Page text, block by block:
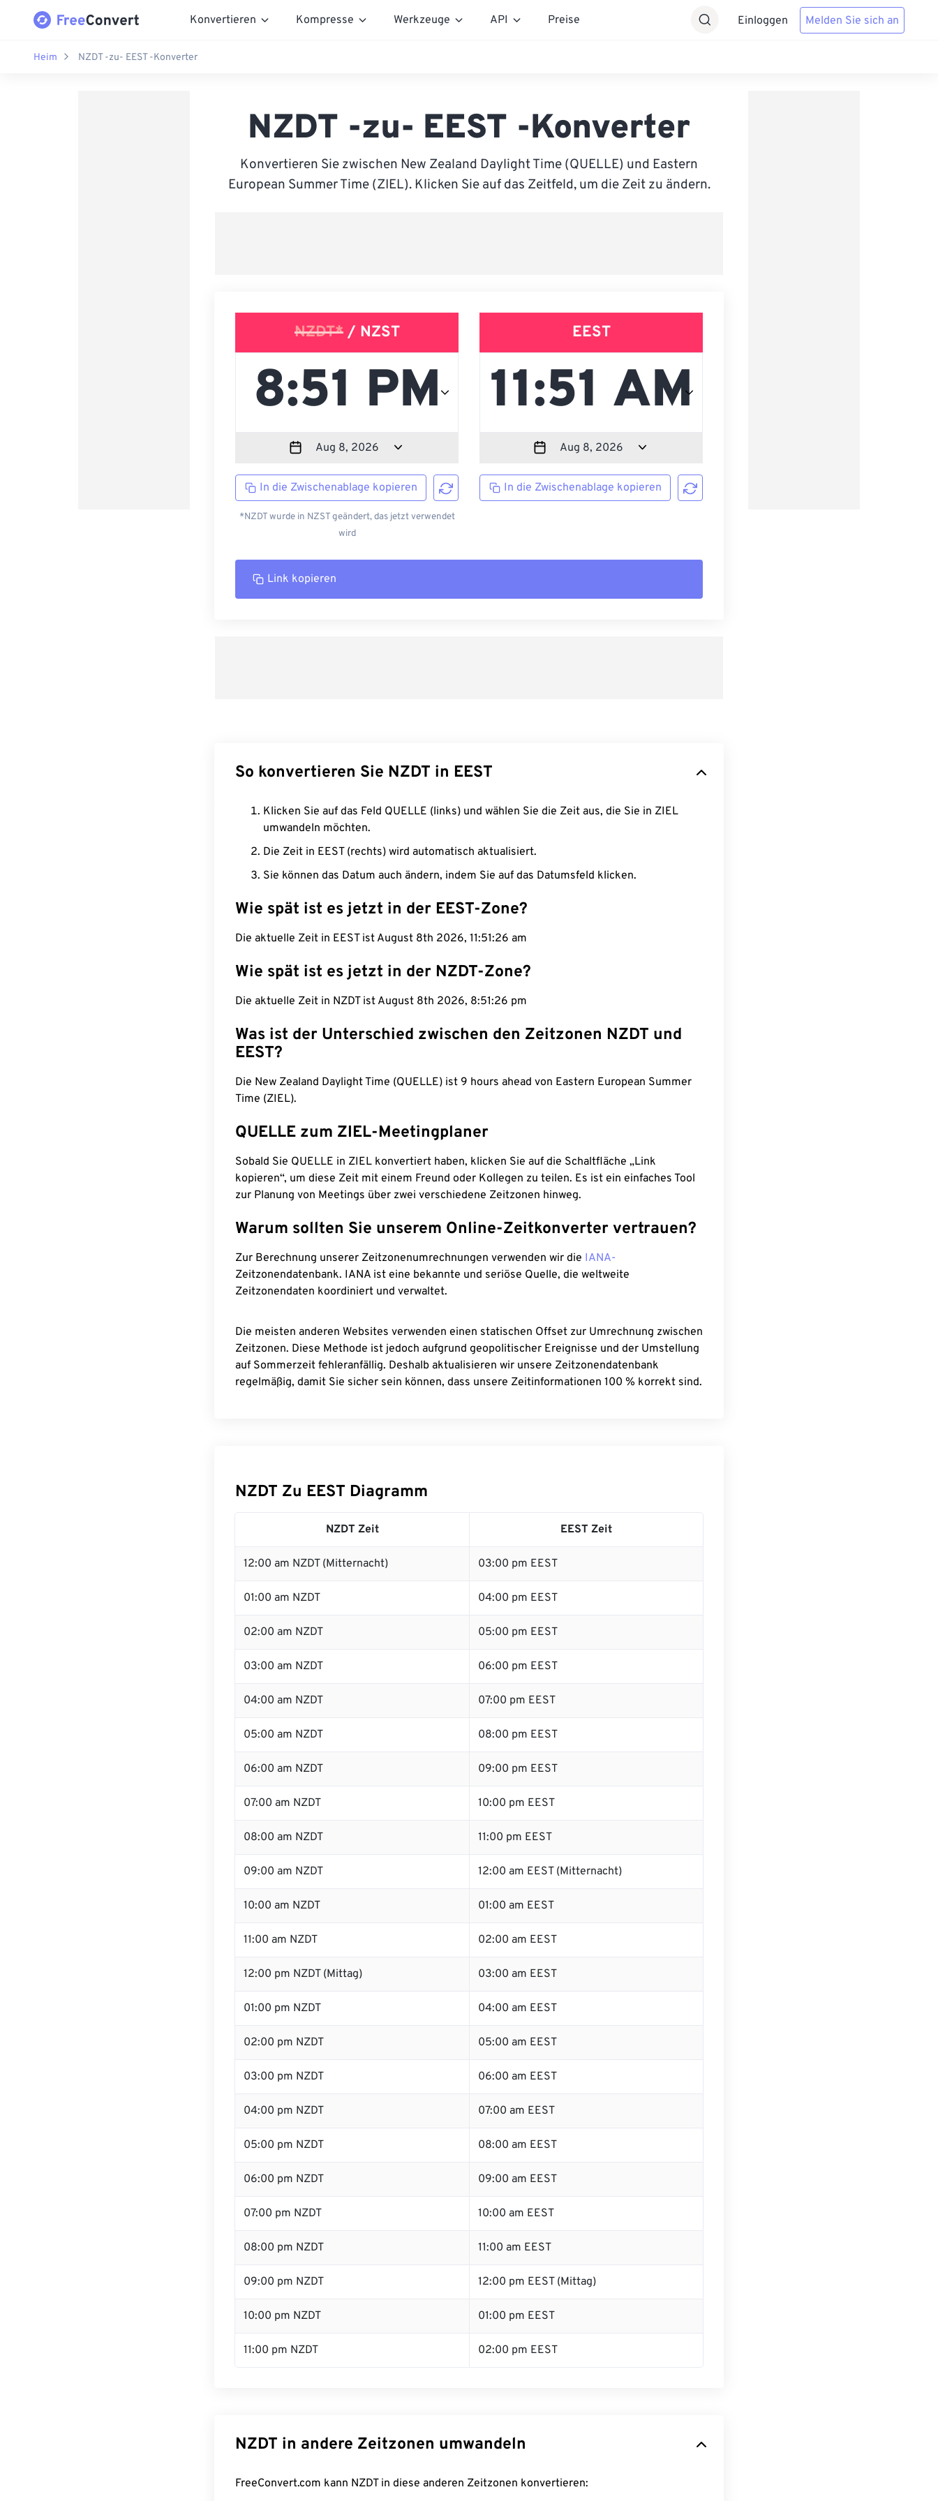
Konvertieren Kompresse Werkzeuge API Preise Einloggen Melden Sie sich an
Heim NZDT -zu- EEST -Konverter
NZDT -zu- EEST -Konverter
Konvertieren Sie zwischen New Zealand Daylight Time (QUELLE) und Eastern
European Summer Time (ZIEL). Klicken Sie auf das Zeitfeld, um die Zeit zu ändern.
NZDT*/ NZST
In die Zwischenablage kopieren
*NZDT wurde in NZST geändert, das jetzt verwendet
wird
EEST
In die Zwischenablage kopieren
Link kopieren
So konvertieren Sie NZDT in EEST
Klicken Sie auf das Feld QUELLE (links) und wählen Sie die Zeit aus, die Sie in ZIEL
umwandeln möchten.
Die Zeit in EEST (rechts) wird automatisch aktualisiert.
Sie können das Datum auch ändern, indem Sie auf das Datumsfeld klicken.
Wie spät ist es jetzt in der EEST-Zone?
Die aktuelle Zeit in EEST ist August 8th 2026, 11:51:27 am
Wie spät ist es jetzt in der NZDT-Zone?
Die aktuelle Zeit in NZDT ist August 8th 2026, 8:51:27 pm
Was ist der Unterschied zwischen den Zeitzonen NZDT und
EEST?
Die New Zealand Daylight Time (QUELLE) ist 9 hours ahead von Eastern European Summer
Time (ZIEL).
QUELLE zum ZIEL-Meetingplaner
Sobald Sie QUELLE in ZIEL konvertiert haben, klicken Sie auf die Schaltfläche „Link
kopieren“, um diese Zeit mit einem Freund oder Kollegen zu teilen. Es ist ein einfaches Tool
zur Planung von Meetings über zwei verschiedene Zeitzonen hinweg.
Warum sollten Sie unserem Online-Zeitkonverter vertrauen?
Zur Berechnung unserer Zeitzonenumrechnungen verwenden wir die IANA-
Zeitzonendatenbank. IANA ist eine bekannte und seriöse Quelle, die weltweite
Zeitzonendaten koordiniert und verwaltet.
Die meisten anderen Websites verwenden einen statischen Offset zur Umrechnung zwischen
Zeitzonen. Diese Methode ist jedoch aufgrund geopolitischer Ereignisse und der Umstellung
auf Sommerzeit fehleranfällig. Deshalb aktualisieren wir unsere Zeitzonendatenbank
regelmäßig, damit Sie sicher sein können, dass unsere Zeitinformationen 100 % korrekt sind.
NZDT Zu EEST Diagramm
NZDT Zeit EEST Zeit
12:00 am NZDT (Mitternacht) 03:00 pm EEST
01:00 am NZDT 04:00 pm EEST
02:00 am NZDT 05:00 pm EEST
03:00 am NZDT 06:00 pm EEST
04:00 am NZDT 07:00 pm EEST
05:00 am NZDT 08:00 pm EEST
06:00 am NZDT 09:00 pm EEST
07:00 am NZDT 10:00 pm EEST
08:00 am NZDT 11:00 pm EEST
09:00 am NZDT 12:00 am EEST (Mitternacht)
10:00 am NZDT 01:00 am EEST
11:00 am NZDT 02:00 am EEST
12:00 pm NZDT (Mittag) 03:00 am EEST
01:00 pm NZDT 04:00 am EEST
02:00 pm NZDT 05:00 am EEST
03:00 pm NZDT 06:00 am EEST
04:00 pm NZDT 07:00 am EEST
05:00 pm NZDT 08:00 am EEST
06:00 pm NZDT 09:00 am EEST
07:00 pm NZDT 10:00 am EEST
08:00 pm NZDT 11:00 am EEST
09:00 pm NZDT 12:00 pm EEST (Mittag)
10:00 pm NZDT 01:00 pm EEST
11:00 pm NZDT 02:00 pm EEST
NZDT in andere Zeitzonen umwandeln
FreeConvert.com kann NZDT in diese anderen Zeitzonen konvertieren: